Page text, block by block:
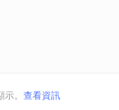
。 查看資訊